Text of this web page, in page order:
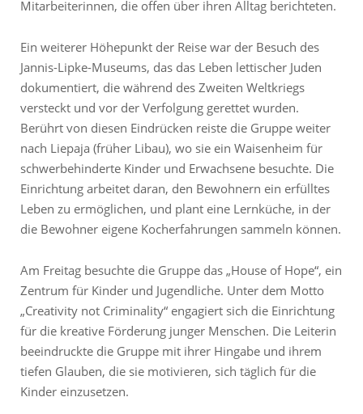
Mitarbeiterinnen, die offen über ihren Alltag berichteten.
Ein weiterer Höhepunkt der Reise war der Besuch des
Jannis-Lipke-Museums, das das Leben lettischer Juden
dokumentiert, die während des Zweiten Weltkriegs
versteckt und vor der Verfolgung gerettet wurden.
Berührt von diesen Eindrücken reiste die Gruppe weiter
nach Liepaja (früher Libau), wo sie ein Waisenheim für
schwerbehinderte Kinder und Erwachsene besuchte. Die
Einrichtung arbeitet daran, den Bewohnern ein erfülltes
Leben zu ermöglichen, und plant eine Lernküche, in der
die Bewohner eigene Kocherfahrungen sammeln können.
Am Freitag besuchte die Gruppe das „House of Hope“, ein
Zentrum für Kinder und Jugendliche. Unter dem Motto
„Creativity not Criminality“ engagiert sich die Einrichtung
für die kreative Förderung junger Menschen. Die Leiterin
beeindruckte die Gruppe mit ihrer Hingabe und ihrem
tiefen Glauben, die sie motivieren, sich täglich für die
Kinder einzusetzen.